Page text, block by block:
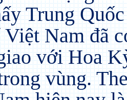
Trung
Việt Nam đã
với Hoa
vùng.